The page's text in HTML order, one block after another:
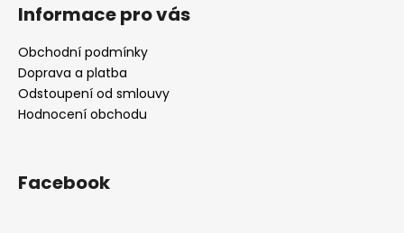
Informace pro vás
Obchodní podmínky
Doprava a platba
Odstoupení od smlouvy
Hodnocení obchodu
Facebook